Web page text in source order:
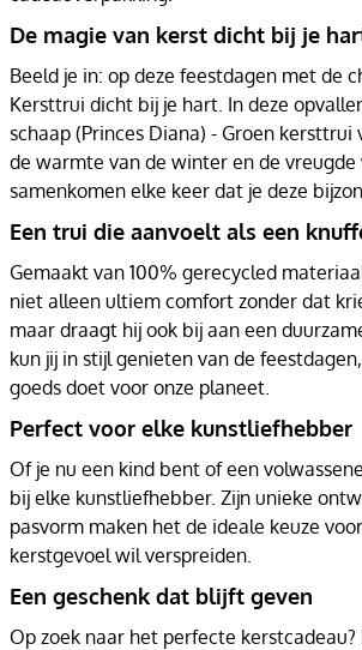
De magie van kerst dicht bij je
Beeld je in: op deze feestdagen met de
Kersttrui dicht bij je hart. In deze
schaap (Princes Diana) - Groen kersttrui
de warmte van de winter en de vreugde
samenkomen elke keer dat je deze
Een trui die aanvoelt als een
Gemaakt van 100% gerecycled
niet alleen ultiem comfort zonder dat
maar draagt hij ook bij aan een
kun jij in stijl genieten van de
goeds doet voor onze planeet.
Perfect voor elke kunstliefhebber
Of je nu een kind bent of een
bij elke kunstliefhebber. Zijn unieke
pasvorm maken het de ideale keuze
kerstgevoel wil verspreiden.
Een geschenk dat blijft geven
Op zoek naar het perfecte